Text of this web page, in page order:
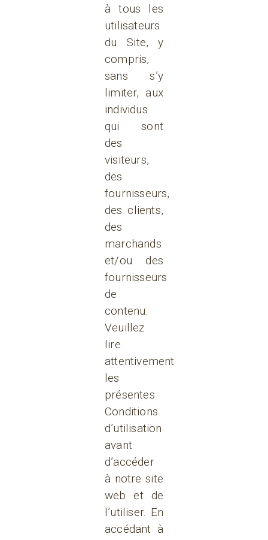
à tous les
utilisateurs
du Site, y
compris,
sans s’y
limiter, aux
individus
qui sont
des
visiteurs,
des
fournisseurs,
des clients,
des
marchands
et/ou des
fournisseurs
de
contenu.
Veuillez
lire
attentivement
les
présentes
Conditions
d’utilisation
avant
d’accéder
à notre site
web et de
l’utiliser. En
accédant à